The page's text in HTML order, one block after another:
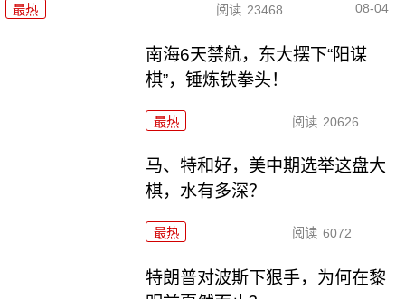
最热 阅读 23468 08-04
南海6天禁航，东大摆下“阳谋
棋”，锤炼铁拳头！
最热 阅读 20626
马、特和好，美中期选举这盘大
棋，水有多深？
最热 阅读 6072
特朗普对波斯下狠手，为何在黎